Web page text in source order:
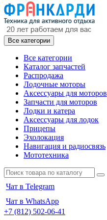
Все категории
Все категории
Каталог запчастей
Распродажа
Лодочные моторы
Аксессуары для моторов
Запчасти для моторов
Лодки и катера
Аксессуары для лодок
Прицепы
Эхолокация
Навигация и радиосвязь
Мототехника
Чат в Telegram
Чат в WhatsApp
+7 (812) 502-06-41